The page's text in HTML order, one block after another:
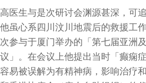
高医生与是次研讨会渊源甚深，可
他虽心系四川汶川地震后的救援工
次参与于厦门举办的「第七届亚洲
议」。在会议上他提出当时「癫痫
容易被误解为有精神病，影响治疗